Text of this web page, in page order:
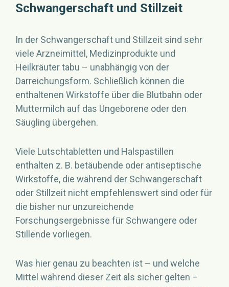
Schwangerschaft und Stillzeit
In der Schwangerschaft und Stillzeit sind sehr
viele Arzneimittel, Medizinprodukte und
Heilkräuter tabu – unabhängig von der
Darreichungsform. Schließlich können die
enthaltenen Wirkstoffe über die Blutbahn oder
Muttermilch auf das Ungeborene oder den
Säugling übergehen.
Viele Lutschtabletten und Halspastillen
enthalten z. B. betäubende oder antiseptische
Wirkstoffe, die während der Schwangerschaft
oder Stillzeit nicht empfehlenswert sind oder für
die bisher nur unzureichende
Forschungsergebnisse für Schwangere oder
Stillende vorliegen.
Was hier genau zu beachten ist – und welche
Mittel während dieser Zeit als sicher gelten –